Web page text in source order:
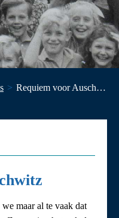
Requiem voor Auschwitz
maar al te vaak dat